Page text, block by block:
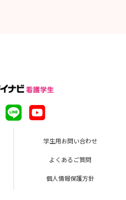
学生用お問い合わせ
よくあるご質問
個人情報保護方針